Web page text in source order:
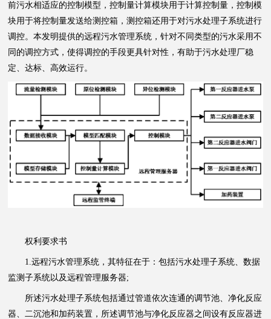
前污水相适应的控制模型，控制量计算模块用于计算控制量，控制模
块用于将控制量发送给测控箱，测控箱还用于对污水处理子系统进行
调控。本发明提供的远程污水管理系统，针对不同类型的污水采用不
同的调控方式，使得调控的手段更具针对性，有助于污水处理厂稳
定、达标、高效运行。
权利要求书
1.远程污水管理系统，其特征在于：包括污水处理子系统、数据
监测子系统以及远程管理服务器;
所述污水处理子系统包括通过管道依次连通的调节池、净化反应
器、二沉池和加药装置，所述调节池与净化反应器之间设有反应器进